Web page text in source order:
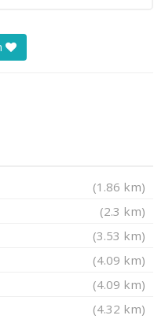
(1.86 km)
(2.3 km)
(3.53 km)
(4.09 km)
(4.09 km)
(4.32 km)